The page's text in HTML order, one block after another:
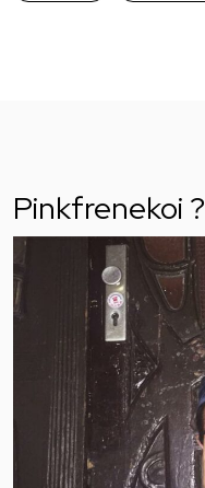
Pinkfrenekoi ?